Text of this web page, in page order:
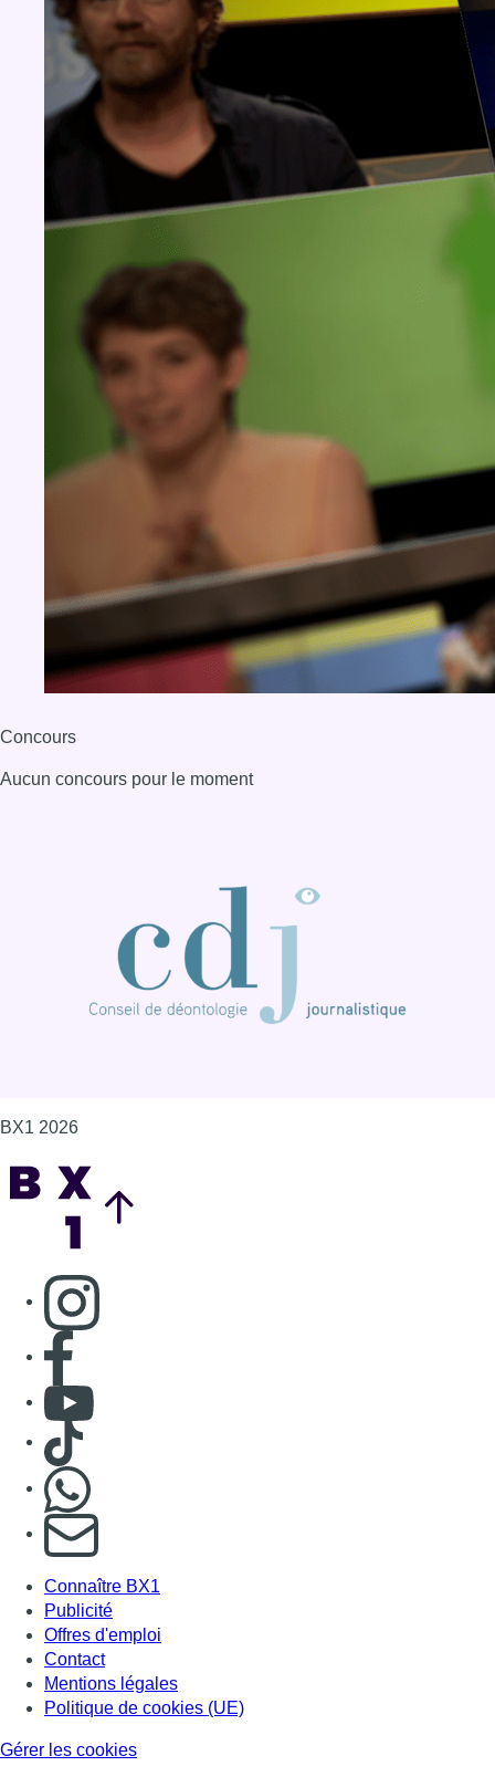
Concours
Aucun concours pour le moment
BX1 2026
Consulter page Instagram
Consulter page Facebook
Consulter Youtube
Consulter TikTok
S'abonner à notre newsletter
Connaître BX1
Publicité
Offres d'emploi
Contact
Mentions légales
Politique de cookies (UE)
Gérer les cookies